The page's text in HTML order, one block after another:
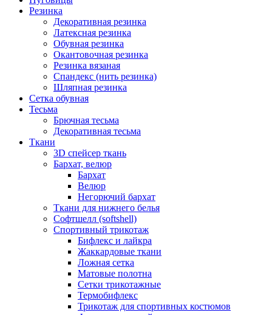
Резинка
Декоративная резинка
Латексная резинка
Обувная резинка
Окантовочная резинка
Резинка вязаная
Спандекс (нить резинка)
Шляпная резинка
Сетка обувная
Тесьма
Брючная тесьма
Декоративная тесьма
Ткани
3D спейсер ткань
Бархат, велюр
Бархат
Велюр
Негорючий бархат
Ткани для нижнего белья
Софтшелл (softshell)
Спортивный трикотаж
Бифлекс и лайкра
Жаккардовые ткани
Ложная сетка
Матовые полотна
Сетки трикотажные
Термобифлекс
Трикотаж для спортивных костюмов